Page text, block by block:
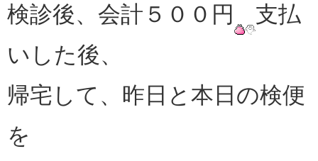
検診後、会計５００円
支払
いした後、
帰宅して、昨日と本日の検便
を